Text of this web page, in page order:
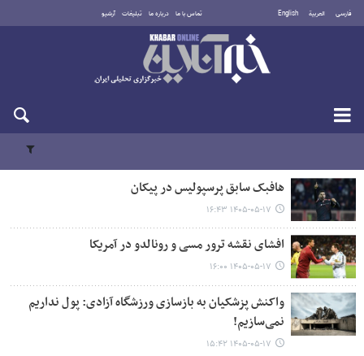
فارسی العربية English تماس با ما درباره ما تبلیغات آرشیو
شنبه ۱۷ مرداد ۱۴۰۵
هافبک سابق پرسپولیس در پیکان
۱۴۰۵-۰۵-۱۷ ۱۶:۴۳
افشای نقشه ترور مسی و رونالدو در آمریکا
۱۴۰۵-۰۵-۱۷ ۱۶:۰۰
واکنش پزشکیان به بازسازی ورزشگاه آزادی: پول نداریم
نمی‌سازیم!
۱۴۰۵-۰۵-۱۷ ۱۵:۴۲